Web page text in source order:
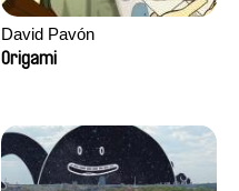
David Pavón
Origami